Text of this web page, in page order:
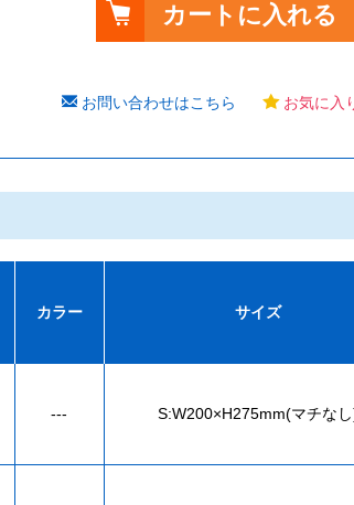
カートに入れる
お問い合わせはこちら お気に入
カラー サイズ
--- S:W200×H275mm(マチな